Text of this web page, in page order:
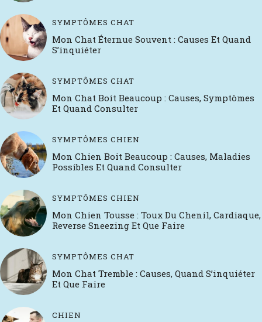
SYMPTÔMES CHAT
Mon Chat Éternue Souvent : Causes Et Quand
S’inquiéter
SYMPTÔMES CHAT
Mon Chat Boit Beaucoup : Causes, Symptômes
Et Quand Consulter
SYMPTÔMES CHIEN
Mon Chien Boit Beaucoup : Causes, Maladies
Possibles Et Quand Consulter
SYMPTÔMES CHIEN
Mon Chien Tousse : Toux Du Chenil, Cardiaque,
Reverse Sneezing Et Que Faire
SYMPTÔMES CHAT
Mon Chat Tremble : Causes, Quand S’inquiéter
Et Que Faire
CHIEN